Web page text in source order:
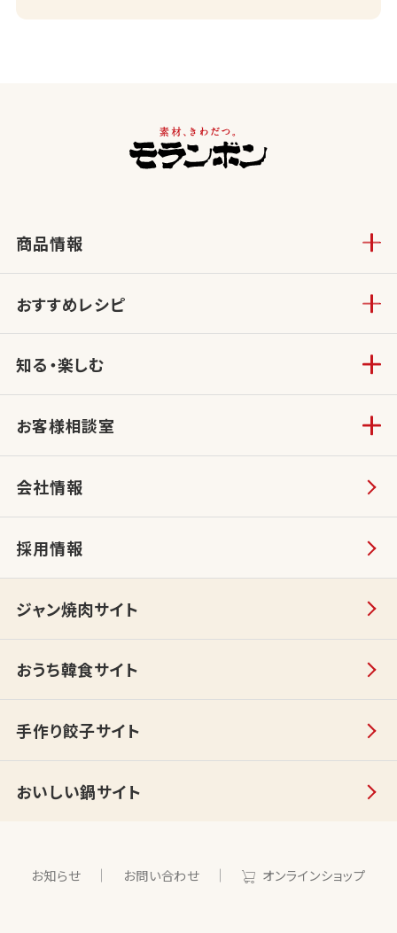
商品情報
おすすめレシピ
知る・楽しむ
お客様相談室
会社情報
採用情報
ジャン焼肉サイト
おうち韓食サイト
手作り餃子サイト
おいしい鍋サイト
お知らせ お問い合わせ オンラインショップ